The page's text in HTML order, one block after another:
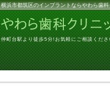
横浜市都筑区のインプラントならやわら歯
仲町台駅より徒歩5分!お気軽にご相談くださ